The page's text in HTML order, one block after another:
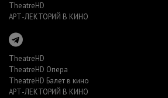
TheatreHD
АРТ-ЛЕКТОРИЙ В КИНО
TheatreHD
TheatreHD Опера
TheatreHD Балет в кино
АРТ-ЛЕКТОРИЙ В КИНО